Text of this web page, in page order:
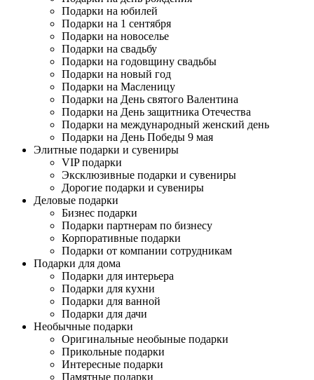
Подарки на юбилей
Подарки на 1 сентября
Подарки на новоселье
Подарки на свадьбу
Подарки на годовщину свадьбы
Подарки на новый год
Подарки на Масленицу
Подарки на День святого Валентина
Подарки на День защитника Отечества
Подарки на международный женский день
Подарки на День Победы 9 мая
Элитные подарки и сувениры
VIP подарки
Эксклюзивные подарки и сувениры
Дорогие подарки и сувениры
Деловые подарки
Бизнес подарки
Подарки партнерам по бизнесу
Корпоративные подарки
Подарки от компании сотрудникам
Подарки для дома
Подарки для интерьера
Подарки для кухни
Подарки для ванной
Подарки для дачи
Необычные подарки
Оригинальные необыные подарки
Прикольные подарки
Интересные подарки
Памятные подарки